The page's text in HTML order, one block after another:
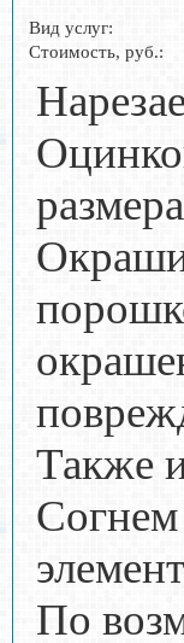
Вид услуг:
Стоимость, руб.:
Также
По